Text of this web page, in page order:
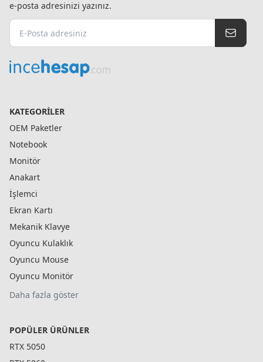
e-posta adresinizi yazınız.
KATEGORILER
OEM Paketler
Notebook
Monitör
Anakart
İşlemci
Ekran Kartı
Mekanik Klavye
Oyuncu Kulaklık
Oyuncu Mouse
Oyuncu Monitör
Daha fazla göster
POPÜLER ÜRÜNLER
RTX 5050